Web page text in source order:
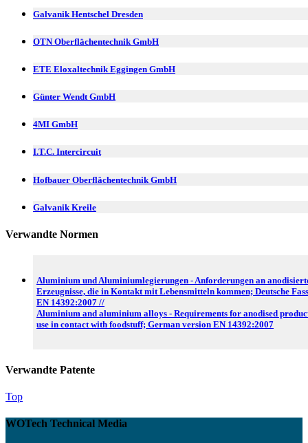
Galvanik Hentschel Dresden
OTN Oberflächentechnik GmbH
ETE Eloxaltechnik Eggingen GmbH
Günter Wendt GmbH
4MI GmbH
I.T.C. Intercircuit
Hofbauer Oberflächentechnik GmbH
Galvanik Kreile
Verwandte Normen
Aluminium und Aluminiumlegierungen - Anforderungen an
Erzeugnisse, die in Kontakt mit Lebensmitteln kommen; Deutsche
EN 14392:2007 //
Aluminium and aluminium alloys - Requirements for anodised
use in contact with foodstuff; German version EN 14392:2007
Verwandte Patente
Top
WOTech Technical Media